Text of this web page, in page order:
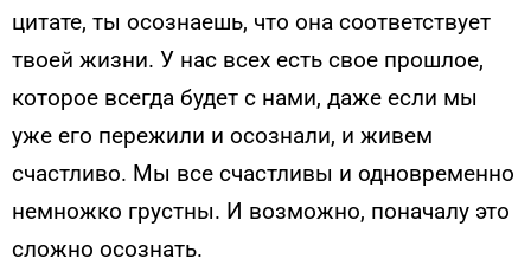
цитате, ты осознаешь, что она соответствует
твоей жизни. У нас всех есть свое прошлое,
которое всегда будет с нами, даже если мы
уже его пережили и осознали, и живем
счастливо. Мы все счастливы и одновременно
немножко грустны. И возможно, поначалу это
сложно осознать.